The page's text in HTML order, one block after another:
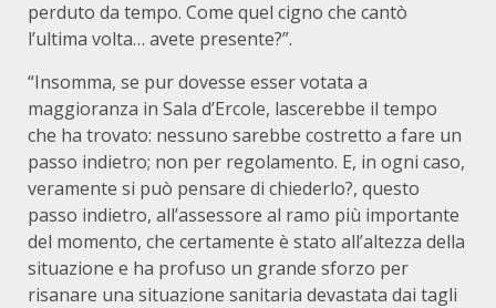
perduto da tempo. Come quel cigno che cantò
l’ultima volta… avete presente?”.
“Insomma, se pur dovesse esser votata a
maggioranza in Sala d’Ercole, lascerebbe il tempo
che ha trovato: nessuno sarebbe costretto a fare un
passo indietro; non per regolamento. E, in ogni caso,
veramente si può pensare di chiederlo?, questo
passo indietro, all’assessore al ramo più importante
del momento, che certamente è stato all’altezza della
situazione e ha profuso un grande sforzo per
risanare una situazione sanitaria devastata dai tagli